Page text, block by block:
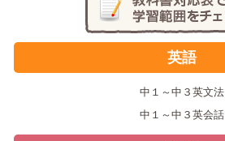
英語
中１～中３英文法
中１～中３英会話